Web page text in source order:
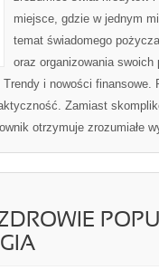
miejsce, gdzie w jednym
temat świadomego
oraz organizowania
i nowości finansowe.
Zamiast
otrzymuje zrozumiałe